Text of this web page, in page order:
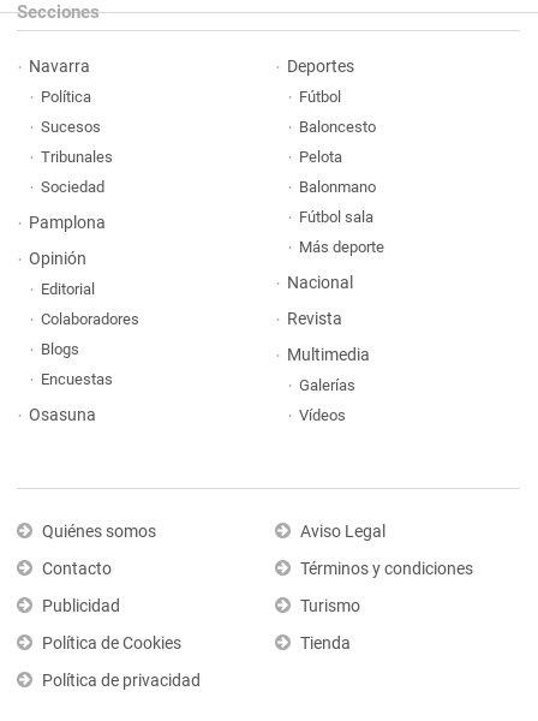
Secciones
Navarra
Política
Sucesos
Tribunales
Sociedad
Pamplona
Opinión
Editorial
Colaboradores
Blogs
Encuestas
Osasuna
Deportes
Fútbol
Baloncesto
Pelota
Balonmano
Fútbol sala
Más deporte
Nacional
Revista
Multimedia
Galerías
Vídeos
Quiénes somos
Contacto
Publicidad
Política de Cookies
Política de privacidad
Aviso Legal
Términos y condiciones
Turismo
Tienda